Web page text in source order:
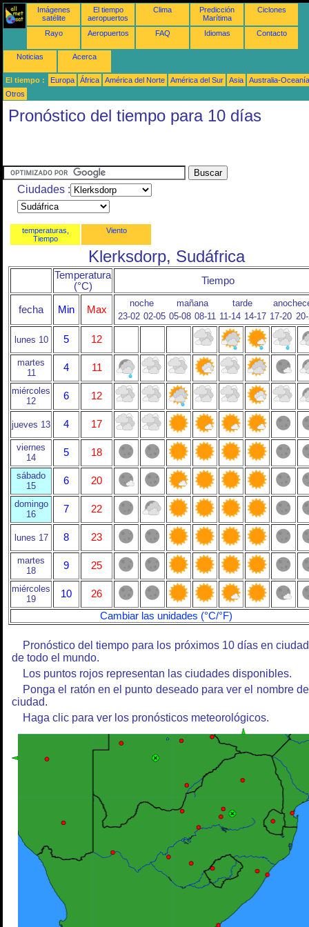
Imágenes
satélite
El tiempo
aeropuertos
Clima
Predicción
Marítima
Ciclones
Rayo Aeropuertos FAQ Idiomas Contacto
Noticias Acerca
El tiempo : Europa África América del Norte América del Sur Asia
Australia-Oceanía
Otros
Pronóstico del tiempo para 10 días
Ciudades :
temperaturas,
Tiempo
Viento
Klerksdorp, Sudáfrica
Temperatura
(°C)
Tiempo
fecha Min Max
noche mañana tarde
23-02 02-05 05-08 08-11 11-14 14-17 17-20
lunes 10 5 12
martes
11
4 11
miércoles
12
6 12
jueves 13 4 17
viernes
14
5 18
sábado
15
6 20
domingo
16
7 22
lunes 17 8 23
martes
18
9 25
miércoles
19
10
26
Cambiar las unidades (°C/°F)
Pronóstico del tiempo para los próximos 10 días en
de todo el mundo.
Los puntos rojos representan las ciudades disponibles.
Ponga el ratón en el punto deseado para ver el nombre
ciudad.
Haga clic para ver los pronósticos meteorológicos.